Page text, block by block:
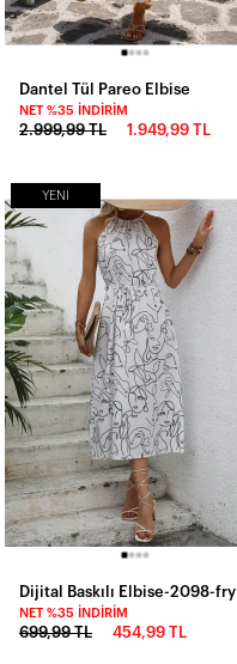
Dantel Tül Pareo Elbise
NET %35 İNDIRIM
2.999,99 TL 1.949,99 TL
YENI
Dijital Baskılı Elbise-2098-fry
NET %35 İNDIRIM
699,99 TL 454,99 TL